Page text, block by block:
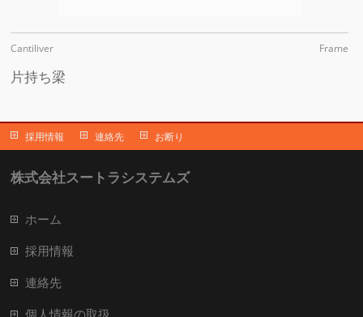
Cantiliver Frame
片持ち梁
採用情報 連絡先 お断り
株式会社スートラシステムズ
ホーム
採用情報
連絡先
個人情報の取扱